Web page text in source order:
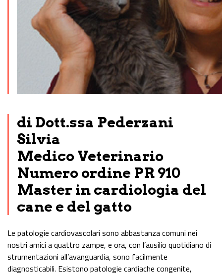
di Dott.ssa Pederzani
Silvia
Medico Veterinario
Numero ordine PR 910
Master in cardiologia del
cane e del gatto
Le patologie cardiovascolari sono abbastanza comuni nei
nostri amici a quattro zampe, e ora, con l’ausilio quotidiano di
strumentazioni all’avanguardia, sono facilmente
diagnosticabili. Esistono patologie cardiache congenite,